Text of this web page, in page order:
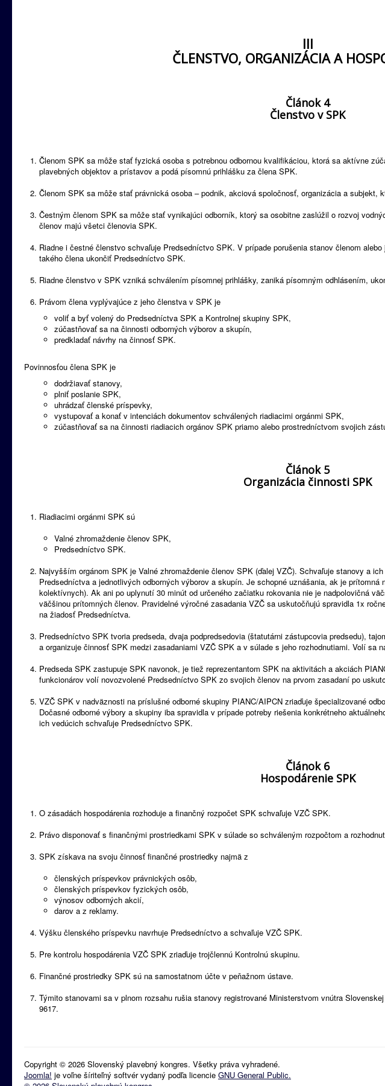
III
ČLENSTVO, ORGANIZÁCIA A
Článok 4
Členstvo v SPK
Členom SPK sa môže stať fyzická osoba s potrebnou odbornou kvalifikáciou, ktorá sa aktívne
plavebných objektov a prístavov a podá písomnú prihlášku za člena SPK.
Členom SPK sa môže stať právnická osoba – podnik, akciová spoločnosť, organizácia a subjekt,
Čestným členom SPK sa môže stať vynikajúci odborník, ktorý sa osobitne zaslúžil o rozvoj
členov majú všetci členovia SPK.
Riadne i čestné členstvo schvaľuje Predsedníctvo SPK. V prípade porušenia stanov členom
takého člena ukončiť Predsedníctvo SPK.
Riadne členstvo v SPK vzniká schválením písomnej prihlášky, zaniká písomným odhlásením,
Právom člena vyplývajúce z jeho členstva v SPK je
voliť a byť volený do Predsedníctva SPK a Kontrolnej skupiny SPK,
zúčastňovať sa na činnosti odborných výborov a skupín,
predkladať návrhy na činnosť SPK.
Povinnosťou člena SPK je
dodržiavať stanovy,
plniť poslanie SPK,
uhrádzať členské príspevky,
vystupovať a konať v intenciách dokumentov schválených riadiacimi orgánmi SPK,
zúčastňovať sa na činnosti riadiacich orgánov SPK priamo alebo prostredníctvom svojich
Článok 5
Organizácia činnosti SPK
Riadiacimi orgánmi SPK sú
Valné zhromaždenie členov SPK,
Predsedníctvo SPK.
Najvyšším orgánom SPK je Valné zhromaždenie členov SPK (ďalej VZČ). Schvaľuje stanovy a
Predsedníctva a jednotlivých odborných výborov a skupín. Je schopné uznášania, ak je prítomná
kolektívnych). Ak ani po uplynutí 30 minút od určeného začiatku rokovania nie je nadpolovičná
väčšinou prítomných členov. Pravidelné výročné zasadania VZČ sa uskutočňujú spravidla 1x
na žiadosť Predsedníctva.
Predsedníctvo SPK tvoria predseda, dvaja podpredsedovia (štatutárni zástupcovia predsedu),
a organizuje činnosť SPK medzi zasadaniami VZČ SPK a v súlade s jeho rozhodnutiami. Volí sa
Predseda SPK zastupuje SPK navonok, je tiež reprezentantom SPK na aktivitách a akciách
funkcionárov volí novozvolené Predsedníctvo SPK zo svojich členov na prvom zasadaní po
VZČ SPK v nadväznosti na príslušné odborné skupiny PIANC/AIPCN zriaďuje špecializované
Dočasné odborné výbory a skupiny iba spravidla v prípade potreby riešenia konkrétneho
ich vedúcich schvaľuje Predsedníctvo SPK.
Článok 6
Hospodárenie SPK
O zásadách hospodárenia rozhoduje a finančný rozpočet SPK schvaľuje VZČ SPK.
Právo disponovať s finančnými prostriedkami SPK v súlade so schváleným rozpočtom a
SPK získava na svoju činnosť finančné prostriedky najmä z
členských príspevkov právnických osôb,
členských príspevkov fyzických osôb,
výnosov odborných akcií,
darov a z reklamy.
Výšku členského príspevku navrhuje Predsedníctvo a schvaľuje VZČ SPK.
Pre kontrolu hospodárenia VZČ SPK zriaďuje trojčlennú Kontrolnú skupinu.
Finančné prostriedky SPK sú na samostatnom účte v peňažnom ústave.
Týmito stanovami sa v plnom rozsahu rušia stanovy registrované Ministerstvom vnútra
9617.
Copyright © 2026 Slovenský plavebný kongres. Všetky práva vyhradené.
Joomla! je voľne šíriteľný softvér vydaný podľa licencie GNU General Public.